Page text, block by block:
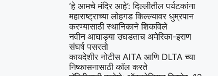
‘हे आमचे मंदिर आहे’: दिल्लीतील पर्यटकांना
महाराष्ट्राच्या लोहगड किल्ल्यावर धुम्रपान
करण्यासाठी स्थानिकाने शिकविले
नवीन आघाड्या उघडताच अमेरिका-इराण
संघर्ष पसरतो
कायदेशीर नोटीस AITA आणि DLTA च्या
निष्कासनासाठी कॉल करते